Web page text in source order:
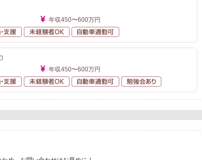
年収450〜600万円
住宅手当・支援 未経験者OK
)
年収450〜600万円
住宅手当・支援 未経験者OK 自動車通勤可